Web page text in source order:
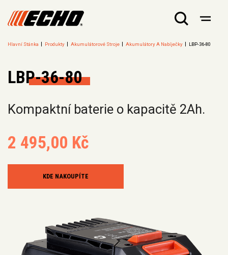
Hlavní Stánka Produkty Akumulátorové Stroje Akumulátory A Nabíječky LBP-36-80
LBP-36-80
Kompaktní baterie o kapacitě 2Ah.
2 495,00 Kč
KDE NAKOUPÍTE